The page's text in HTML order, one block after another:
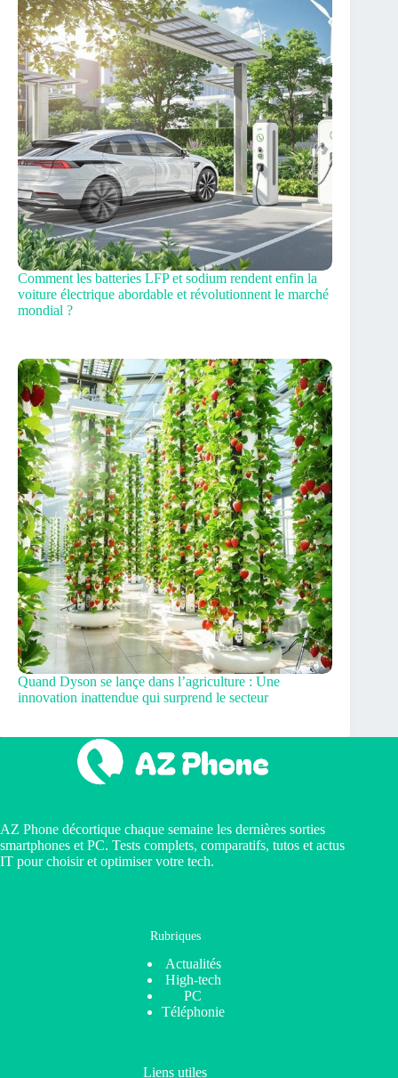
Comment les batteries LFP et sodium rendent enfin la
voiture électrique abordable et révolutionnent le marché
mondial ?
Quand Dyson se lançe dans l’agriculture : Une
innovation inattendue qui surprend le secteur
AZ Phone décortique chaque semaine les dernières sorties
smartphones et PC. Tests complets, comparatifs, tutos et actus
IT pour choisir et optimiser votre tech.
Rubriques
Actualités
High-tech
PC
Téléphonie
Liens utiles